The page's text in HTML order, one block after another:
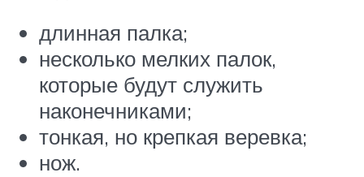
длинная палка;
несколько мелких палок,
которые будут служить
наконечниками;
тонкая, но крепкая веревка;
нож.